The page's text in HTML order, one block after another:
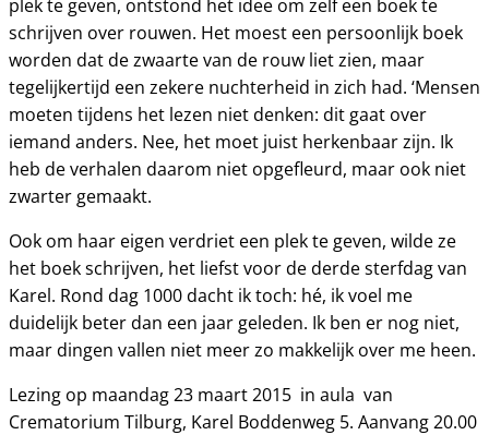
plek te geven, ontstond het idee om zelf een boek te
schrijven over rouwen. Het moest een persoonlijk boek
worden dat de zwaarte van de rouw liet zien, maar
tegelijkertijd een zekere nuchterheid in zich had. ‘Mensen
moeten tijdens het lezen niet denken: dit gaat over
iemand anders. Nee, het moet juist herkenbaar zijn. Ik
heb de verhalen daarom niet opgefleurd, maar ook niet
zwarter gemaakt.
Ook om haar eigen verdriet een plek te geven, wilde ze
het boek schrijven, het liefst voor de derde sterfdag van
Karel. Rond dag 1000 dacht ik toch: hé, ik voel me
duidelijk beter dan een jaar geleden. Ik ben er nog niet,
maar dingen vallen niet meer zo makkelijk over me heen.
Lezing op maandag 23 maart 2015 in aula van
Crematorium Tilburg, Karel Boddenweg 5. Aanvang 20.00